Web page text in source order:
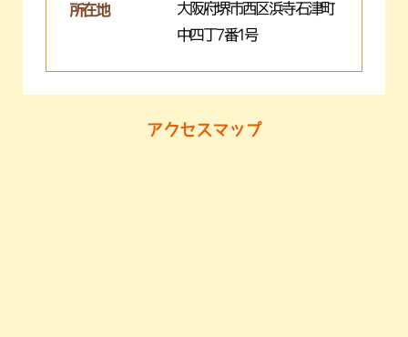
所在地
大阪府堺市西区浜寺石津町
中四丁7番1号
アクセスマップ